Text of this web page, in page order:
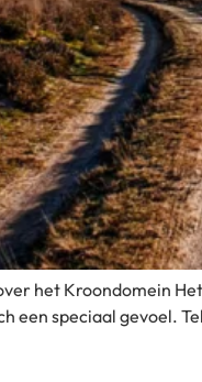
het Kroondomein
een speciaal gevoel.